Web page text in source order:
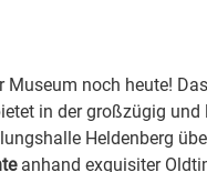
Museum noch heute!
in der großzügig und
Heldenberg
anhand exquisiter